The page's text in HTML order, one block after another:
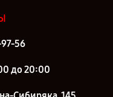
56
до 20:00